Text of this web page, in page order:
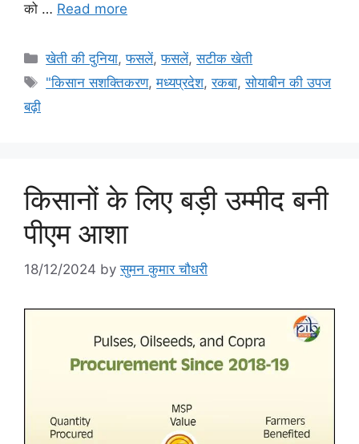
को … Read more
खेती की दुनिया,फसलें,फसलें,सटीक खेती
"किसान सशक्तिकरण,मध्यप्रदेश,रकबा,सोयाबीन की उपज
बढ़ी
किसानों के लिए बड़ी उम्मीद बनी
पीएम आशा
18/12/2024 byसुमन कुमार चौधरी